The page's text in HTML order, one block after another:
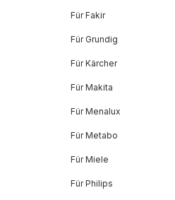
Für Fakir
Für Grundig
Für Kärcher
Für Makita
Für Menalux
Für Metabo
Für Miele
Für Philips